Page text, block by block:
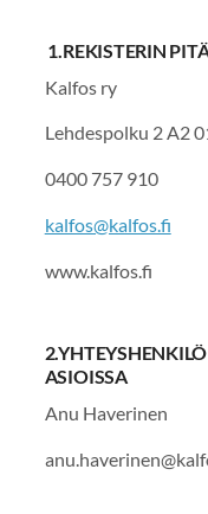
1.REKISTERIN
Kalfos ry
Lehdespolku 2 A2
0400 757 910
kalfos@kalfos.fi
www.kalfos.fi
ASIOISSA
Anu Haverinen